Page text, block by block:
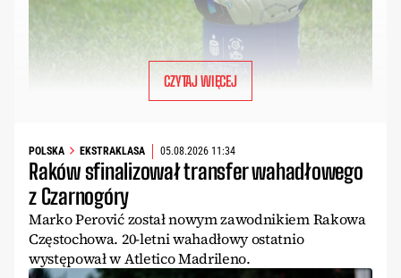
CZYTAJ WIĘCEJ
POLSKA EKSTRAKLASA 05.08.2026 11:34
Raków sfinalizował transfer wahadłowego
z Czarnogóry
Marko Perović został nowym zawodnikiem Rakowa
Częstochowa. 20-letni wahadłowy ostatnio
występował w Atletico Madrileno.